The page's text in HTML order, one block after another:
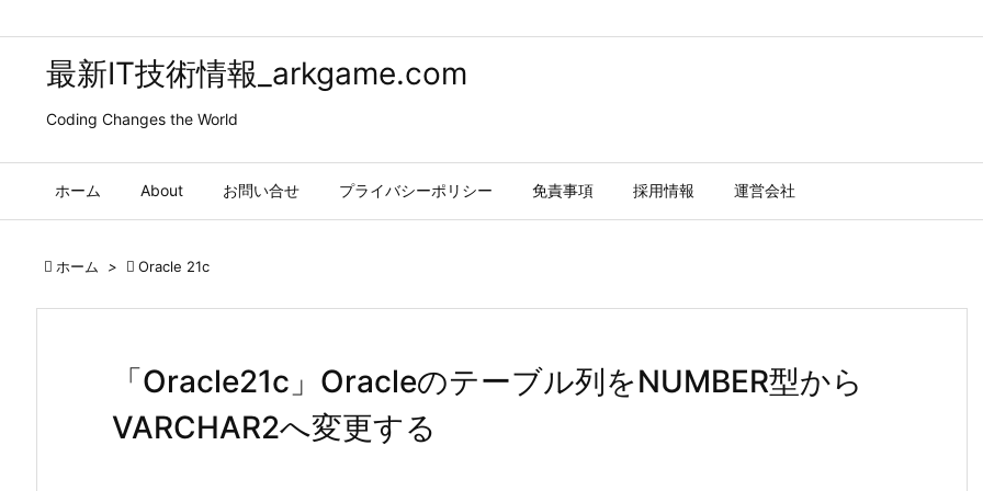
最新IT技術情報_arkgame.com
Coding Changes the World
ホーム About お問い合せ プライバシーポリシー 免責事項 採用情報 運営会社
 ホーム >  Oracle 21c
「Oracle21c」Oracleのテーブル列をNUMBER型から
VARCHAR2へ変更する